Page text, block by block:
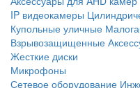
IP видеокамеры
Купольные уличные
Взрывозащищенные
Жесткие диски
Микрофоны
Сетевое оборудование